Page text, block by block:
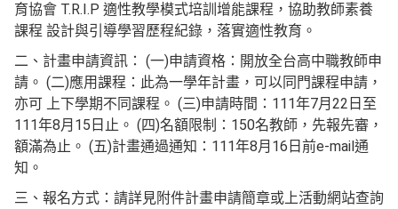
育協會 T.R.I.P 適性教學模式培訓增能課程，協助教師素養
課程 設計與引導學習歷程紀錄，落實適性教育。
二、計畫申請資訊： (一)申請資格：開放全台高中職教師申
請。 (二)應用課程：此為一學年計畫，可以同門課程申請，
亦可 上下學期不同課程。 (三)申請時間：111年7月22日至
111年8月15日止。 (四)名額限制：150名教師，先報先審，
額滿為止。 (五)計畫通過通知：111年8月16日前e-mail通
知。
三、報名方式：請詳見附件計畫申請簡章或上活動網站查詢